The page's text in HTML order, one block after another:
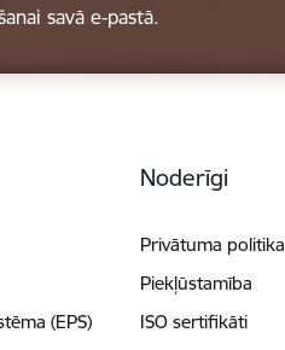
savā e-pastā.
(EPS)
Noderīgi
Privātuma politika
Piekļūstamība
ISO sertifikāti